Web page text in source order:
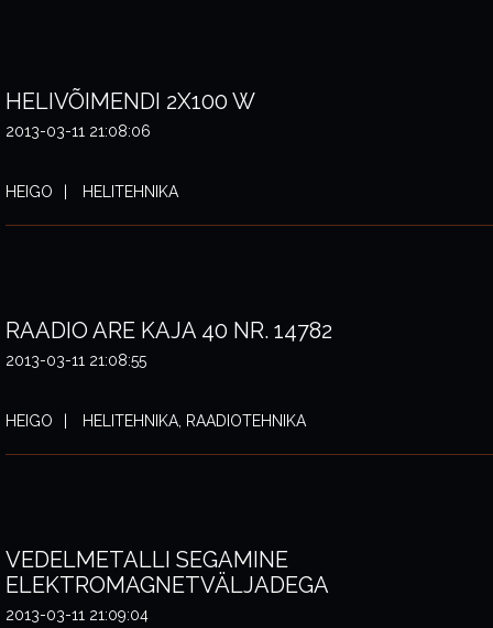
HELIVÕIMENDI 2X100 W
2013-03-11 21:08:06
HEIGO HELITEHNIKA
RAADIO ARE KAJA 40 NR. 14782
2013-03-11 21:08:55
HEIGO HELITEHNIKA, RAADIOTEHNIKA
VEDELMETALLI SEGAMINE
ELEKTROMAGNETVÄLJADEGA
2013-03-11 21:09:04